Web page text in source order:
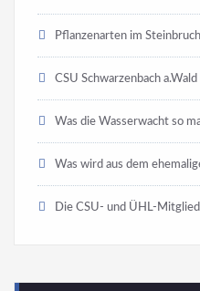
Pflanzenarten im Steinbruch
CSU Schwarzenbach a.Wald
Was die Wasserwacht so
Was wird aus dem
Die CSU- und ÜHL-